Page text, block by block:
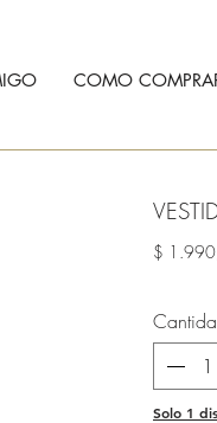
COMO
$
Solo 1